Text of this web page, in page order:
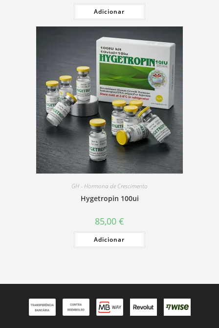
Adicionar
GH - Hormona de Crescimento
Hygetropin 100ui
85,00 €
Adicionar